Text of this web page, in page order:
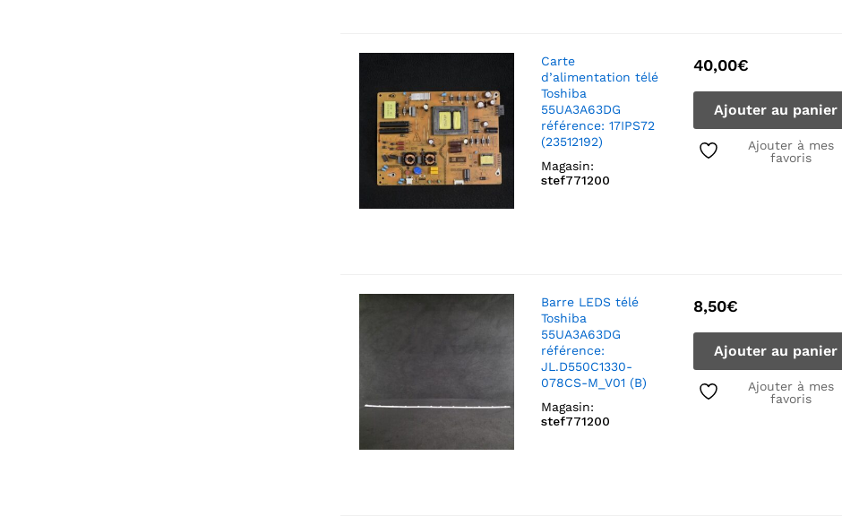
Carte
d’alimentation télé
Toshiba
55UA3A63DG
référence: 17IPS72
(23512192)
Magasin:
stef771200
40,00€
Ajouter au panier
Ajouter à mes
favoris
Barre LEDS télé
Toshiba
55UA3A63DG
référence:
JL.D550C1330-
078CS-M_V01 (B)
Magasin:
stef771200
8,50€
Ajouter au panier
Ajouter à mes
favoris